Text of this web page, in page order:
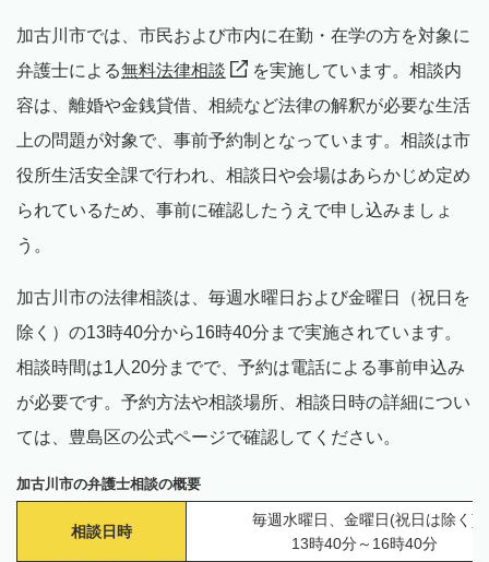
加古川市では、市民および市内に在勤・在学の方を対象に
弁護士による無料法律相談
を実施しています。相談内
容は、離婚や金銭貸借、相続など法律の解釈が必要な生活
上の問題が対象で、事前予約制となっています。相談は市
役所生活安全課で行われ、相談日や会場はあらかじめ定め
られているため、事前に確認したうえで申し込みましょ
う。
加古川市の法律相談は、毎週水曜日および金曜日（祝日を
除く）の13時40分から16時40分まで実施されています。
相談時間は1人20分までで、予約は電話による事前申込み
が必要です。予約方法や相談場所、相談日時の詳細につい
ては、豊島区の公式ページで確認してください。
加古川市の弁護士相談の概要
相談日時
毎週水曜日、金曜日(祝日は除く)
13時40分～16時40分